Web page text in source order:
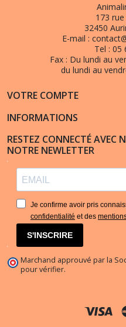
173 rue
32450
E-mail :
Tel : 05
Fax : Du lundi au
du lundi au
VOTRE COMPTE
INFORMATIONS
RESTEZ CONNECTÉ AVEC
NOTRE NEWLETTER
Je confirme avoir pris
confidentialité et des
S'INSCRIRE
Marchand approuvé par la
pour vérifier.